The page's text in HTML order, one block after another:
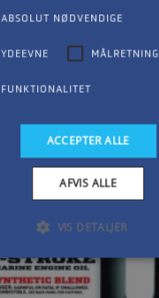
ABSOLUT NØDVENDIGE
YDEEVNE MÅLRETNING
FUNKTIONALITET
ACCEPTER ALLE
AFVIS ALLE
VIS DETALJER